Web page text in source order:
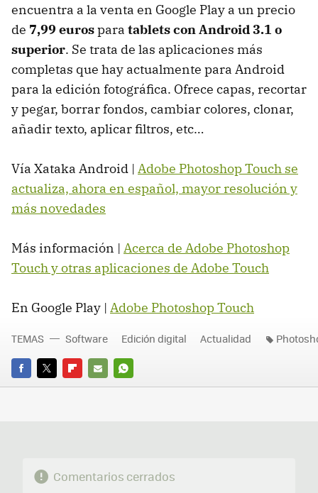
encuentra a la venta en Google Play a un precio
de 7,99 eurospara tablets con Android 3.1 o
superior. Se trata de las aplicaciones más
completas que hay actualmente para Android
para la edición fotográfica. Ofrece capas, recortar
y pegar, borrar fondos, cambiar colores, clonar,
añadir texto, aplicar filtros, etc…
Vía Xataka Android | Adobe Photoshop Touch se
actualiza, ahora en español, mayor resolución y
más novedades
Más información | Acerca de Adobe Photoshop
Touch y otras aplicaciones de Adobe Touch
En Google Play | Adobe Photoshop Touch
FACEBOOK
TWITTERFLIPBOARD
E-
WHATSAPP
TEMAS Software Edición digital Actualidad
Comentarios cerrados